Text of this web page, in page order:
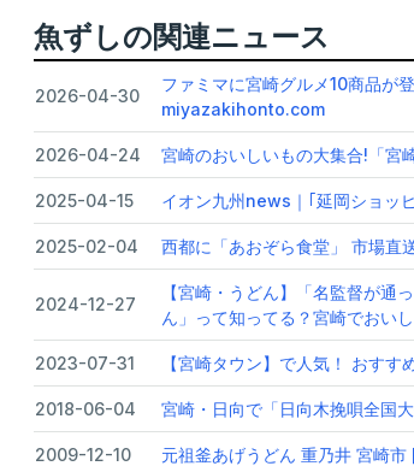
魚ずしの関連ニュース
2026-04-30
ファミマに宮崎グルメ10商品が
miyazakihonto.com
2026-04-24 宮崎のおいしいもの大集合!「
2025-04-15 イオン九州news｜｢延岡ショッ
2025-02-04 西都に「あおぞら食堂」 市場直
2024-12-27
【宮崎・うどん】「名監督が通
ん」って知ってる？宮崎でおい
2023-07-31 【宮崎タウン】で人気！ おす
2018-06-04 宮崎・日向で「日向木挽唄全国
2009-12-10 元祖釜あげうどん 重乃井 宮崎